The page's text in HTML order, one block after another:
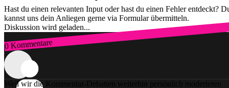
Hast du einen relevanten Input oder hast du einen Fehler entdeckt?
kannst uns dein Anliegen gerne via Formular übermitteln.
Diskussion wird geladen...
0 Kommentare
Zum Login
Weil wir die Kommentar-Debatten weiterhin persönlich moderieren